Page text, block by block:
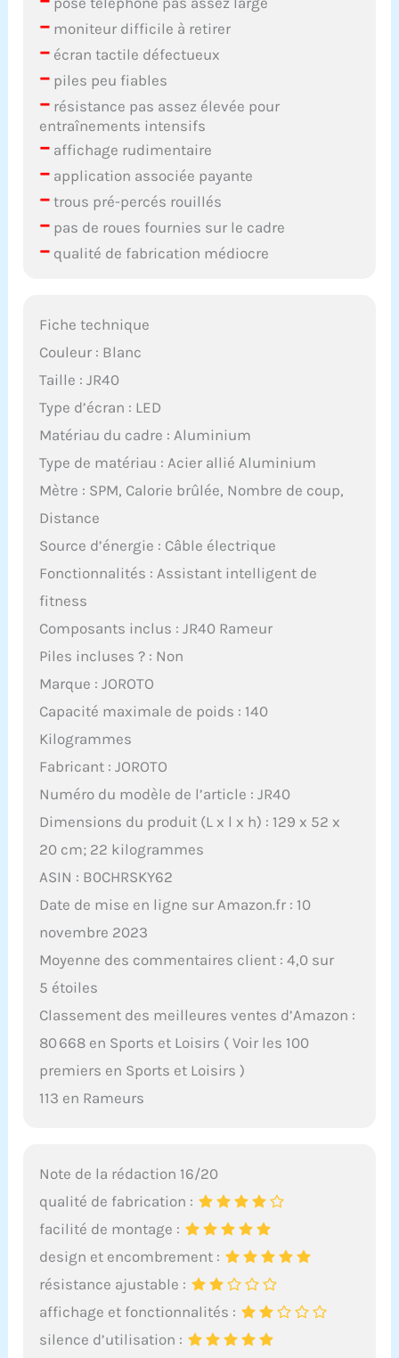
– moniteur difficile à retirer
– écran tactile défectueux
– piles peu fiables
– résistance pas assez élevée pour
entraînements intensifs
– affichage rudimentaire
– application associée payante
– trous pré-percés rouillés
– pas de roues fournies sur le cadre
– qualité de fabrication médiocre
Fiche technique
Couleur : Blanc
Taille : JR40
Type d’écran : LED
Matériau du cadre : Aluminium
Type de matériau : Acier allié Aluminium
Mètre : SPM, Calorie brûlée, Nombre de coup,
Distance
Source d’énergie : Câble électrique
Fonctionnalités : Assistant intelligent de
fitness
Composants inclus : JR40 Rameur
Piles incluses ? : Non
Marque : JOROTO
Capacité maximale de poids : 140
Kilogrammes
Fabricant : JOROTO
Numéro du modèle de l’article : JR40
Dimensions du produit (L x l x h) : 129 x 52 x
20 cm; 22 kilogrammes
ASIN : B0CHRSKY62
Date de mise en ligne sur Amazon.fr : 10
novembre 2023
Moyenne des commentaires client : 4,0 sur
5 étoiles
Classement des meilleures ventes d’Amazon :
80 668 en Sports et Loisirs ( Voir les 100
premiers en Sports et Loisirs )
113 en Rameurs
Note de la rédaction 16/20
qualité de fabrication :
facilité de montage :
design et encombrement :
résistance ajustable :
affichage et fonctionnalités :
silence d’utilisation :